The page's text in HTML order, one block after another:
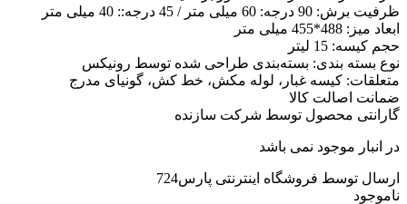
ظرفیت برش: 90 درجه: 60 میلی متر / 45 درجه:: 40 میلی متر
ابعاد میز: 488*455 میلی متر
حجم کیسه: 15 لیتر
نوع بسته بندی: بسته‌بندی طراحی شده توسط رونیکس
متعلقات: کیسه غبار، لوله مکش، خط کش، گونیای مدرج
ضمانت اصالت کالا
گارانتی محصول توسط شرکت سازنده
در انبار موجود نمی باشد
ارسال توسط فروشگاه اینترنتی پارس724
ناموجود